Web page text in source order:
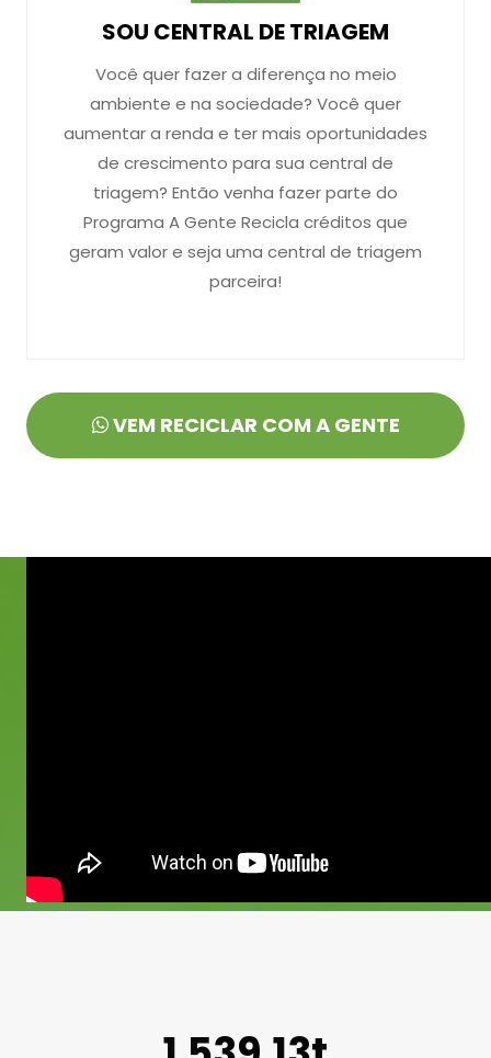
SOU CENTRAL DE TRIAGEM
Você quer fazer a diferença no meio
ambiente e na sociedade? Você quer
aumentar a renda e ter mais oportunidades
de crescimento para sua central de
triagem? Então venha fazer parte do
Programa A Gente Recicla créditos que
geram valor e seja uma central de triagem
parceira!
VEM RECICLAR COM A GENTE